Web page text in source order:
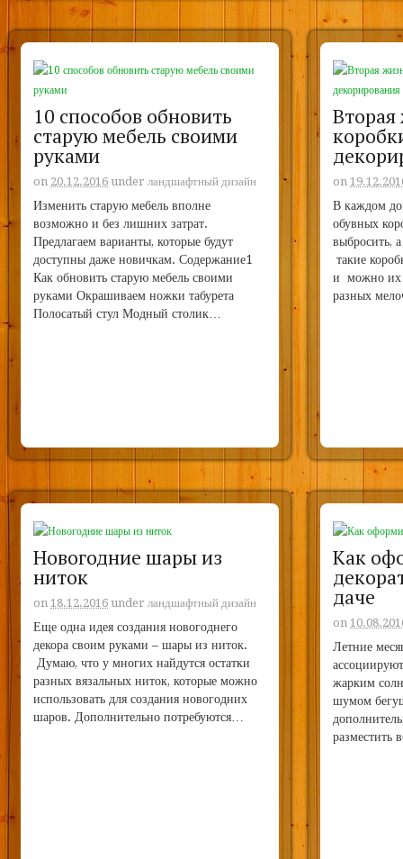
10 способов обновить
старую мебель своими
руками
on 20.12.2016 under ландшафтный дизайн
Изменить старую мебель вполне
возможно и без лишних затрат.
Предлагаем варианты, которые будут
доступны даже новичкам. Содержание1
Как обновить старую мебель своими
руками Окрашиваем ножки табурета
Полосатый стул Модный столик…
on
В каждом
обувных
выбросить,
такие
и можно их
разных
Новогодние шары из
ниток
on18.12.2016 underландшафтный дизайн
Еще одна идея создания новогоднего
декора своим руками – шары из ниток.
Думаю, что у многих найдутся остатки
разных вязальных ниток, которые можно
использовать для создания новогодних
шаров. Дополнительно потребуются…
Как
даче
on
Летние
жарким
шумом
разместить